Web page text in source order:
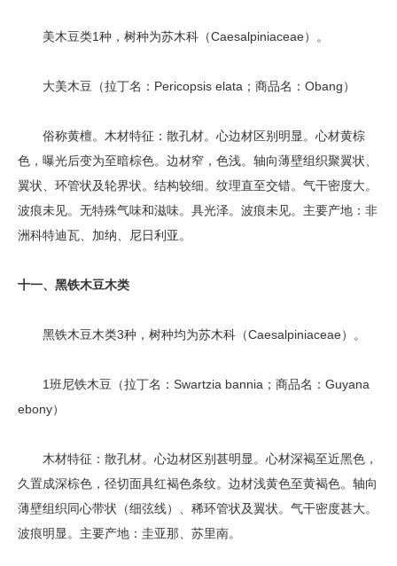
美木豆类1种，树种为苏木科（Caesalpiniaceae）。
大美木豆（拉丁名：Pericopsis elata；商品名：Obang）
俗称黄檀。木材特征：散孔材。心边材区别明显。心材黄棕
色，曝光后变为至暗棕色。边材窄，色浅。轴向薄壁组织聚翼状、
翼状、环管状及轮界状。结构较细。纹理直至交错。气干密度大。
波痕未见。无特殊气味和滋味。具光泽。波痕未见。主要产地：非
洲科特迪瓦、加纳、尼日利亚。
十一、黑铁木豆木类
黑铁木豆木类3种，树种均为苏木科（Caesalpiniaceae）。
1班尼铁木豆（拉丁名：Swartzia bannia；商品名：Guyana
ebony）
木材特征：散孔材。心边材区别甚明显。心材深褐至近黑色，
久置成深棕色，径切面具红褐色条纹。边材浅黄色至黄褐色。轴向
薄壁组织同心带状（细弦线）、稀环管状及翼状。气干密度甚大。
波痕明显。主要产地：圭亚那、苏里南。